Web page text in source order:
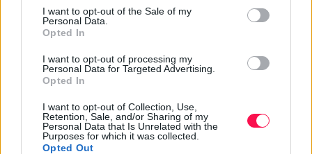
consent section.
I want to opt-out of the Sale of my
Personal Data.
Opted In
I want to opt-out of processing my
Personal Data for Targeted Advertising.
Opted In
I want to opt-out of Collection, Use,
Retention, Sale, and/or Sharing of my
Personal Data that Is Unrelated with the
Purposes for which it was collected.
Opted Out